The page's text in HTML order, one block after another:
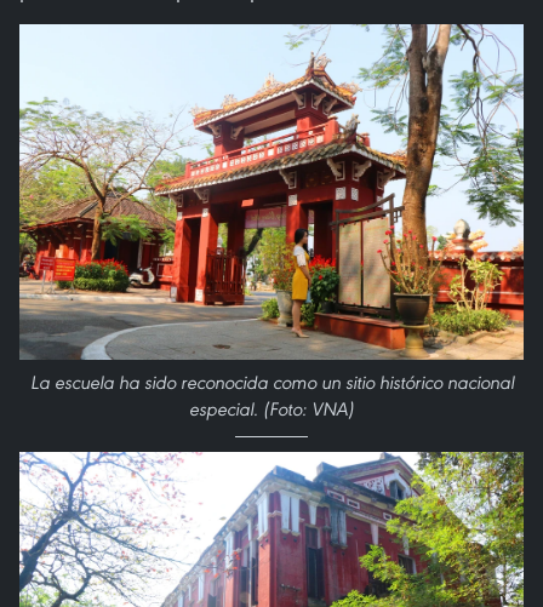
La escuela ha sido reconocida como un sitio histórico nacional
especial. (Foto: VNA)